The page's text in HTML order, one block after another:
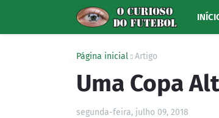
Página inicial Artigo
Uma Copa
segunda-feira, julho 09, 2018